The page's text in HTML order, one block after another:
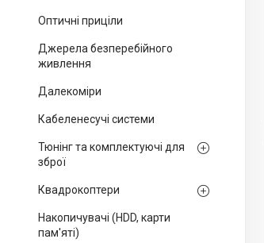
Оптичні приціли
Джерела безперебійного
живлення
Далекоміри
Кабеленесучі системи
Тюнінг та комплектуючі для
зброї
Квадрокоптери
Накопичувачі (HDD, карти
пам'яті)